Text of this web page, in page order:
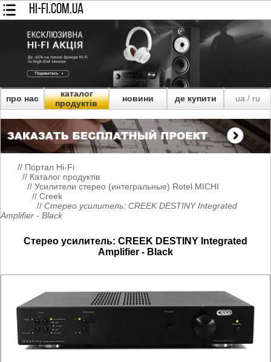
HI-FI.COM.UA
про нас
каталог
продуктів
новини де купити ua/ ru
// Портал Hi-Fi
// Каталог продуктів
// Усилители стерео (интегральные) Rotel MICHI
// Creek
// Стерео усилитель: CREEK DESTINY Integrated
Amplifier - Black
Стерео усилитель: CREEK DESTINY Integrated
Amplifier - Black